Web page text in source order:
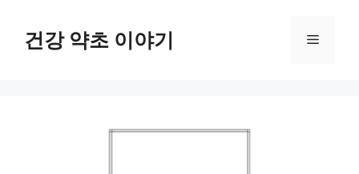
건강 약초 이야기 메